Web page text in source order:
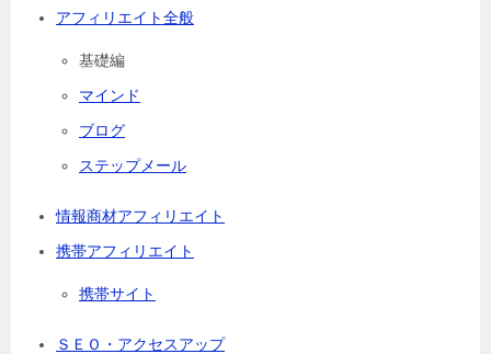
アフィリエイト全般
基礎編
マインド
ブログ
ステップメール
情報商材アフィリエイト
携帯アフィリエイト
携帯サイト
ＳＥＯ・アクセスアップ